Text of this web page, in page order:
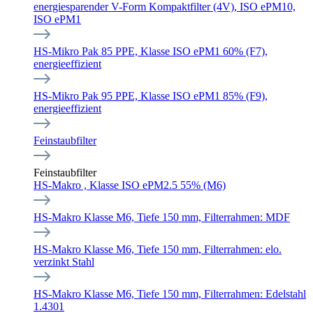
energiesparender V-Form Kompaktfilter (4V), ISO ePM10,
ISO ePM1
HS-Mikro Pak 85 PPE, Klasse ISO ePM1 60% (F7),
energieeffizient
HS-Mikro Pak 95 PPE, Klasse ISO ePM1 85% (F9),
energieeffizient
Feinstaubfilter
Feinstaubfilter
HS-Makro , Klasse ISO ePM2.5 55% (M6)
HS-Makro Klasse M6, Tiefe 150 mm, Filterrahmen: MDF
HS-Makro Klasse M6, Tiefe 150 mm, Filterrahmen: elo.
verzinkt Stahl
HS-Makro Klasse M6, Tiefe 150 mm, Filterrahmen: Edelstahl
1.4301